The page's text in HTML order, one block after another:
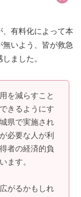
有料化によって本
いよう、皆が救急
ました。
を減らすこと
きるようにす
県で実施され
必要な人が利
者の経済的負
ます。
がるかもしれ